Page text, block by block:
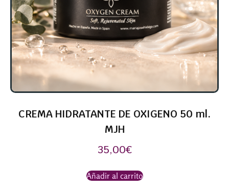
CREMA HIDRATANTE DE OXIGENO 50 ml.
MJH
35,00€
Añadir al carrito